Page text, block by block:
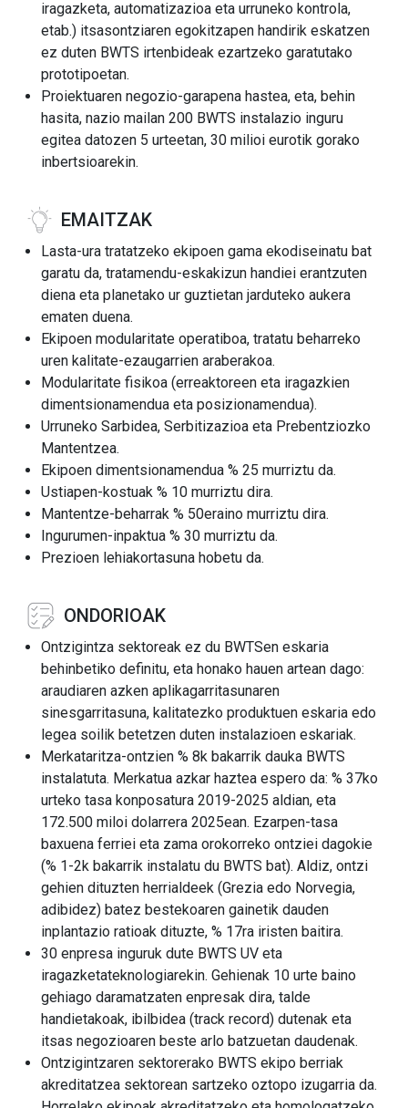
iragazketa, automatizazioa eta urruneko kontrola,
etab.) itsasontziaren egokitzapen handirik eskatzen
ez duten BWTS irtenbideak ezartzeko garatutako
prototipoetan.
Proiektuaren negozio-garapena hastea, eta, behin
hasita, nazio mailan 200 BWTS instalazio inguru
egitea datozen 5 urteetan, 30 milioi eurotik gorako
inbertsioarekin.
EMAITZAK
Lasta-ura tratatzeko ekipoen gama ekodiseinatu bat
garatu da, tratamendu-eskakizun handiei erantzuten
diena eta planetako ur guztietan jarduteko aukera
ematen duena.
Ekipoen modularitate operatiboa, tratatu beharreko
uren kalitate-ezaugarrien araberakoa.
Modularitate fisikoa (erreaktoreen eta iragazkien
dimentsionamendua eta posizionamendua).
Urruneko Sarbidea, Serbitizazioa eta Prebentziozko
Mantentzea.
Ekipoen dimentsionamendua % 25 murriztu da.
Ustiapen-kostuak % 10 murriztu dira.
Mantentze-beharrak % 50eraino murriztu dira.
Ingurumen-inpaktua % 30 murriztu da.
Prezioen lehiakortasuna hobetu da.
ONDORIOAK
Ontzigintza sektoreak ez du BWTSen eskaria
behinbetiko definitu, eta honako hauen artean dago:
araudiaren azken aplikagarritasunaren
sinesgarritasuna, kalitatezko produktuen eskaria edo
legea soilik betetzen duten instalazioen eskariak.
Merkataritza-ontzien % 8k bakarrik dauka BWTS
instalatuta. Merkatua azkar haztea espero da: % 37ko
urteko tasa konposatura 2019-2025 aldian, eta
172.500 miloi dolarrera 2025ean. Ezarpen-tasa
baxuena ferriei eta zama orokorreko ontziei dagokie
(% 1-2k bakarrik instalatu du BWTS bat). Aldiz, ontzi
gehien dituzten herrialdeek (Grezia edo Norvegia,
adibidez) batez bestekoaren gainetik dauden
inplantazio ratioak dituzte, % 17ra iristen baitira.
30 enpresa inguruk dute BWTS UV eta
iragazketateknologiarekin. Gehienak 10 urte baino
gehiago daramatzaten enpresak dira, talde
handietakoak, ibilbidea (track record) dutenak eta
itsas negozioaren beste arlo batzuetan daudenak.
Ontzigintzaren sektorerako BWTS ekipo berriak
akreditatzea sektorean sartzeko oztopo izugarria da.